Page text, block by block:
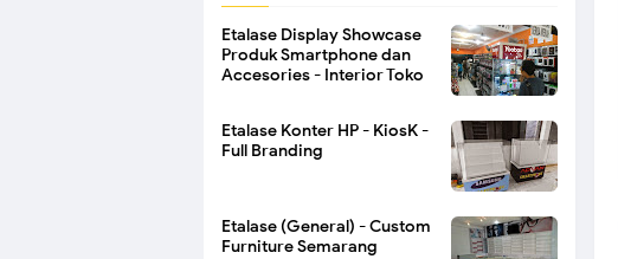
Etalase Display Showcase
Produk Smartphone dan
Accesories - Interior Toko
Etalase Konter HP - KiosK -
Full Branding
Etalase (General) - Custom
Furniture Semarang